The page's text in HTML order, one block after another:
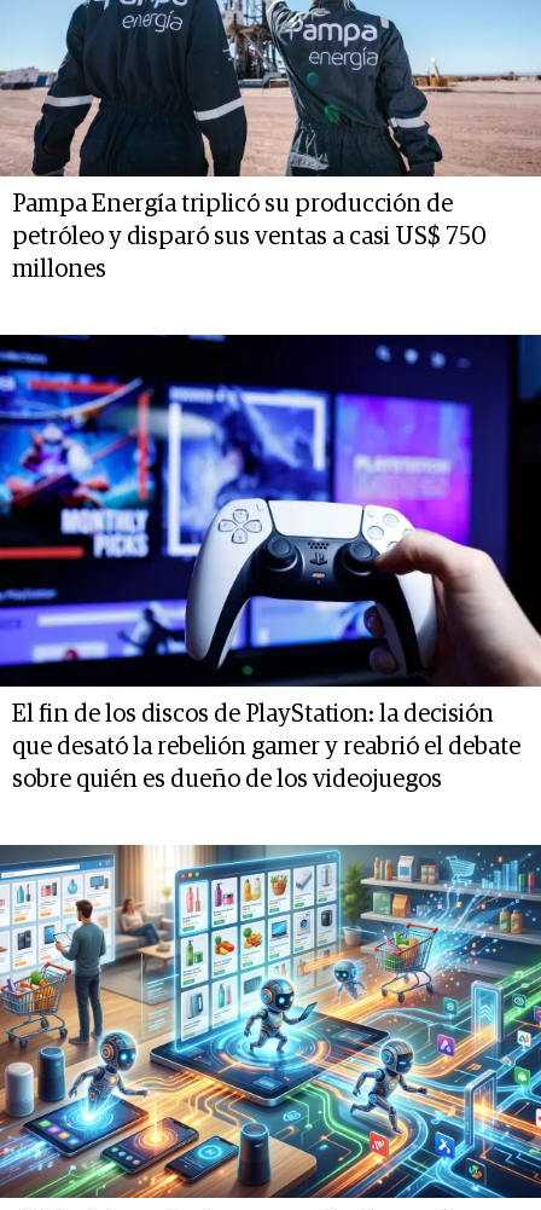
Pampa Energía triplicó su producción de
petróleo y disparó sus ventas a casi US$ 750
millones
El fin de los discos de PlayStation: la decisión
que desató la rebelión gamer y reabrió el debate
sobre quién es dueño de los videojuegos